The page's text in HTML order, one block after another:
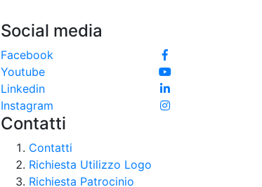
Social media
Facebook
Youtube
Linkedin
Instagram
Contatti
Contatti
Richiesta Utilizzo Logo
Richiesta Patrocinio